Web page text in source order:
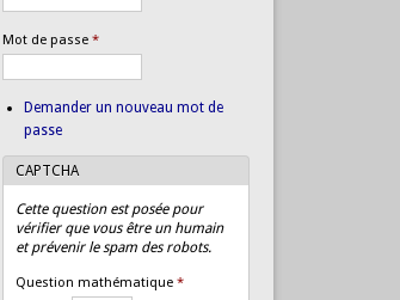
Mot de passe *
Demander un nouveau mot de
passe
CAPTCHA
Cette question est posée pour
vérifier que vous être un humain
et prévenir le spam des robots.
Question mathématique *